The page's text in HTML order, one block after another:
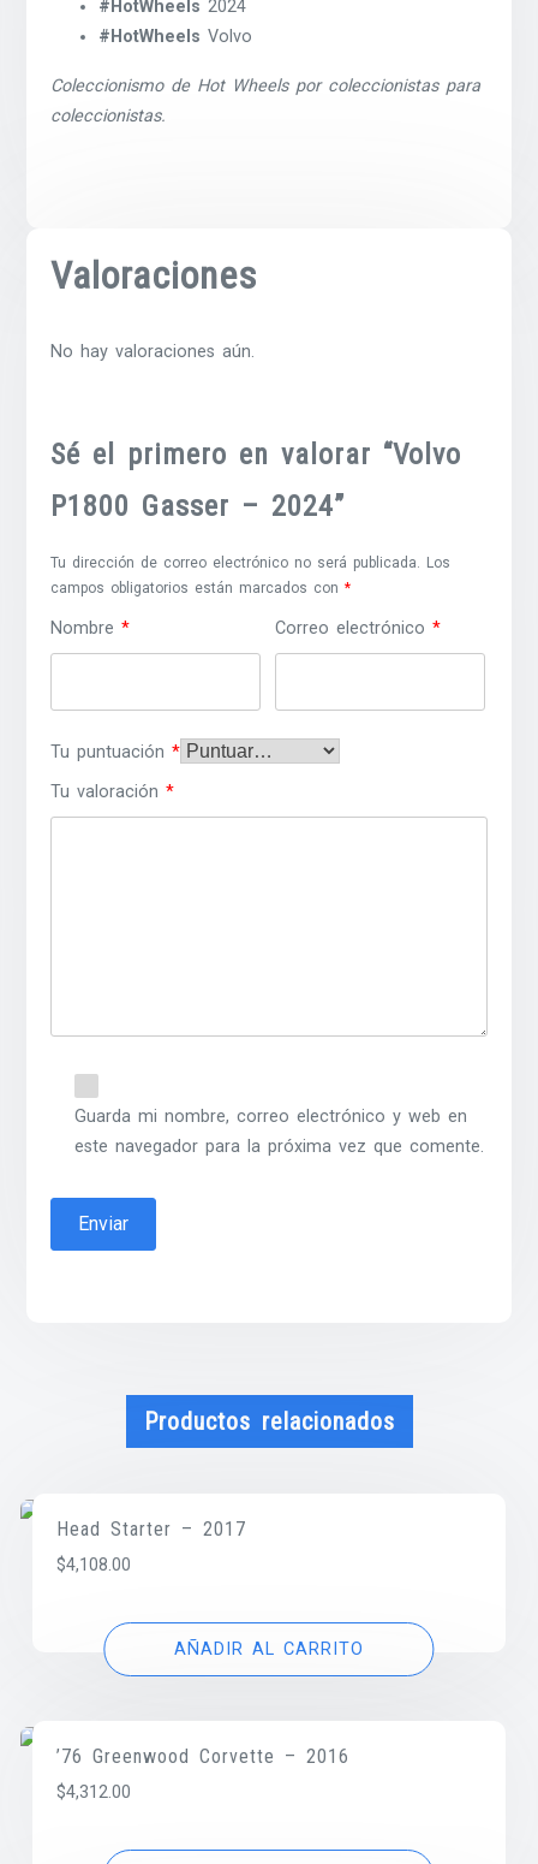
#HotWheels 2024
#HotWheels Volvo
Coleccionismo de Hot Wheels por coleccionistas para
coleccionistas.
Valoraciones
No hay valoraciones aún.
Sé el primero en valorar “Volvo
P1800 Gasser – 2024”
Tu dirección de correo electrónico no será publicada. Los
campos obligatorios están marcados con*
Nombre* Correo electrónico*
Tu puntuación*
Tu valoración*
Guarda mi nombre, correo electrónico y web en
este navegador para la próxima vez que comente.
Productos relacionados
Head Starter – 2017
$4,108.00
AÑADIR AL CARRITO
’76 Greenwood Corvette – 2016
$4,312.00